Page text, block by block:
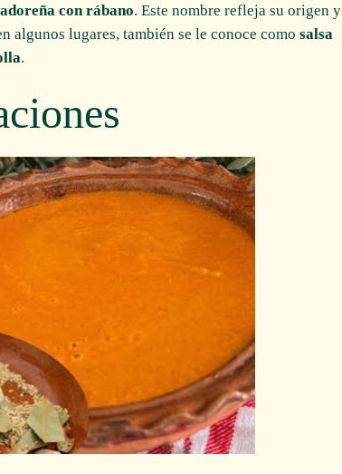
con rábano. Este nombre refleja su origen y
algunos lugares, también se le conoce como salsa
.